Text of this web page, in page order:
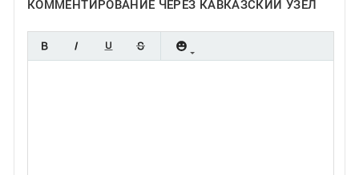
КОММЕНТИРОВАНИЕ ЧЕРЕЗ КАВКАЗСКИЙ УЗЕЛ